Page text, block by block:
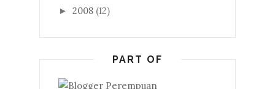
► 2008 (12)
PART OF